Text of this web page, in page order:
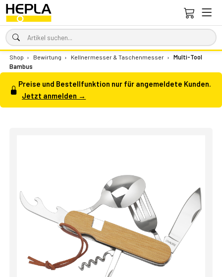
Shop › Bewirtung › Kellnermesser & Taschenmesser ›
Multi-Tool
Bambus
Preise und Bestellfunktion nur für angemeldete Kunden.
Jetzt anmelden →